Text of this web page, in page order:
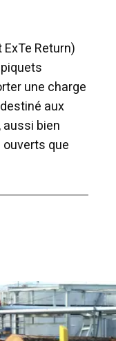
Return)
une charge
aux
aussi bien
que